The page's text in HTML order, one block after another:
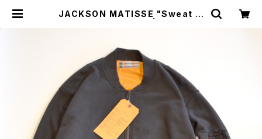
JACKSON MATISSE "Sweat M